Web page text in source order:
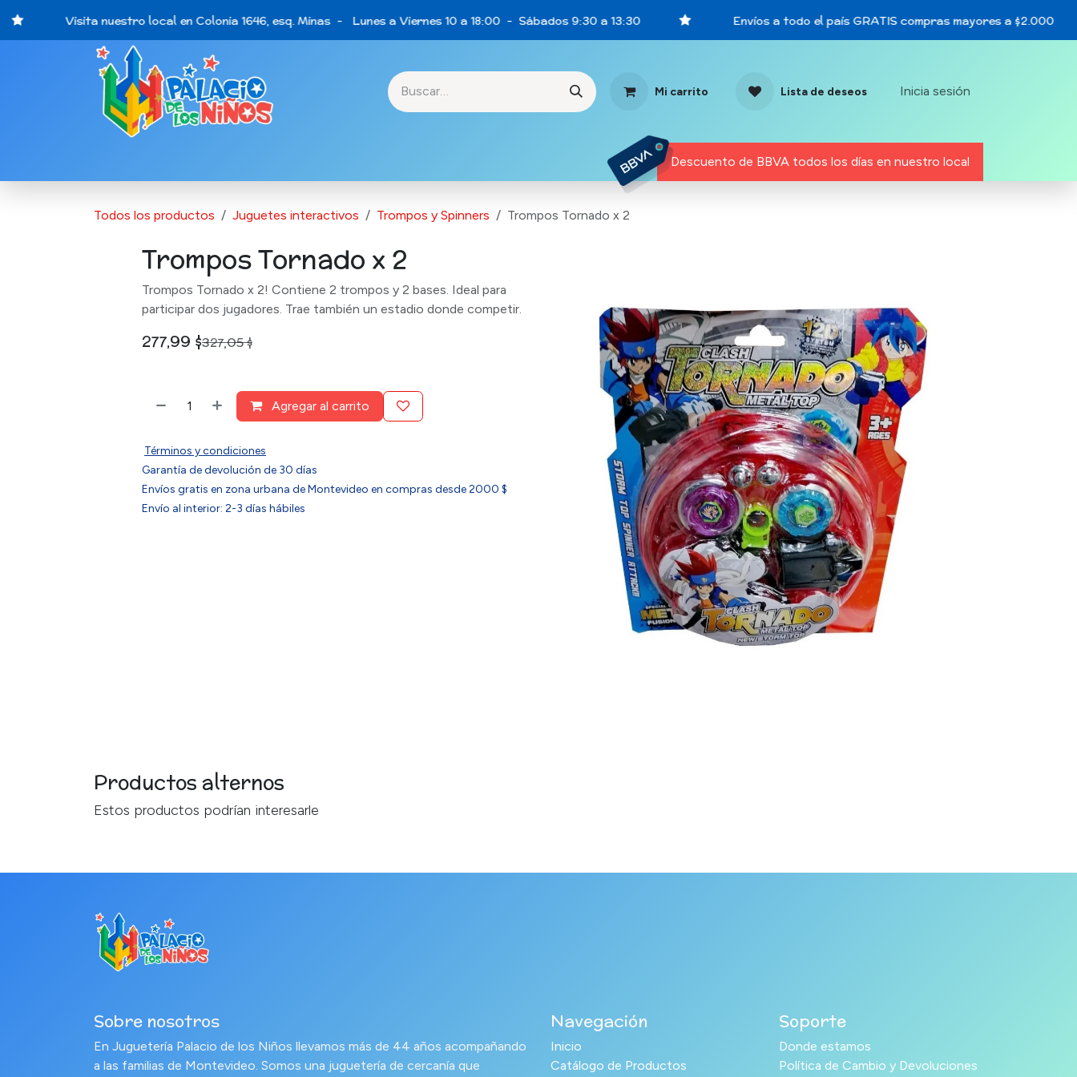
Visita nuestro local en Colonia 1646, esq. Minas - Lunes a Viernes 10 a 18:00 - Sábados 9:30 a 13:30 Envíos a todo el país GRATIS compras mayores a $2.000
Mi carrito Lista de deseos Inicia sesión
Descuento de BBVA todos los días en nuestro local
Todos los productos Juguetes interactivos Trompos y Spinners Trompos Tornado x 2
Trompos Tornado x 2
Trompos Tornado x 2! Contiene 2 trompos y 2 bases. Ideal para
participar dos jugadores. Trae también un estadio donde competir.
277,99 $327,05$
Agregar al carrito
Términos y condiciones
Garantía de devolución de 30 días
Envíos gratis en zona urbana de Montevideo en compras desde 2000 $
Envío al interior: 2-3 días hábiles
Productos alternos
Estos productos podrían interesarle
Sobre nosotros
En Juguetería Palacio de los Niños llevamos más de 44 años acompañando
a las familias de Montevideo. Somos una juguetería de cercanía que
Navegación
Inicio
Catálogo de Productos
Soporte
Donde estamos
Política de Cambio y Devoluciones